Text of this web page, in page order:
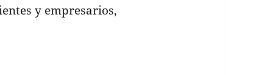
y empresarios,